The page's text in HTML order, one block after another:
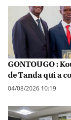
GONTOUGO :
de Tanda qui a
04/08/2026 10:19